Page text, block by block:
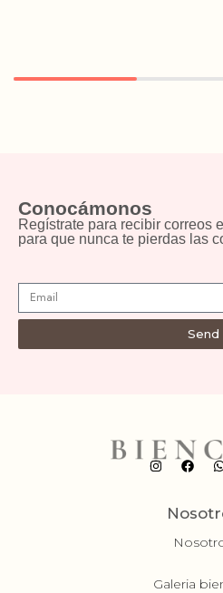
Conocámonos
Regístrate para recibir correos
para que nunca te pierdas las
Send
Galeria